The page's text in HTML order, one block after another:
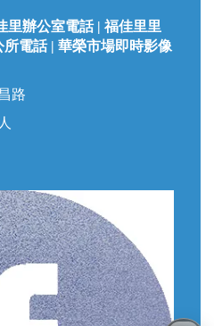
里辦公室電話 | 福佳里里
電話 | 華榮市場即時影像
路